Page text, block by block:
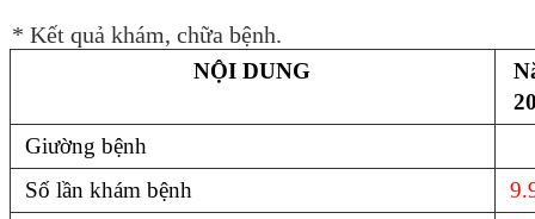
* Kết quả khám, chữa bệnh.
NỘI DUNG
Giường bệnh
Số lần khám bệnh